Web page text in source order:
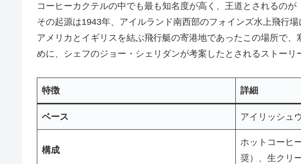
コーヒーカクテルの中でも最も知名度が高く、王道とされるのが
その起源は1943年、アイルランド南西部のフォインズ水上飛行場
アメリカとイギリスを結ぶ飛行艇の寄港地であったこの場所で、
めに、シェフのジョー・シェリダンが考案したとされるストーリ
特徴 詳細
ベース アイリッシュ
構成
ホットコーヒ
奨）、生クリ